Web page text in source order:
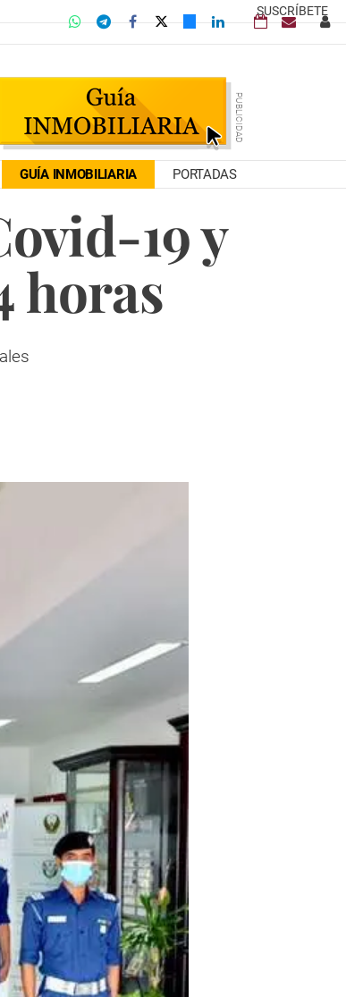
SUSCRÍBETE
GUÍA INMOBILIARIA PORTADAS
19 y
horas